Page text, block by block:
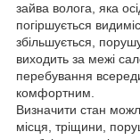
зайва волога, яка
погіршується
збільшується,
виходить за межі
перебування
комфортним.
Визначити стан
місця, тріщини,